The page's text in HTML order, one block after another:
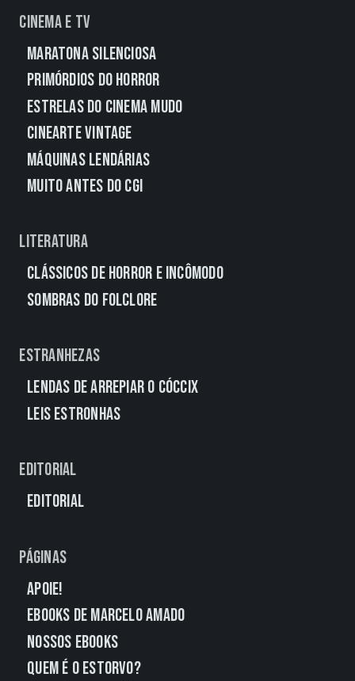
Cinema e TV
Maratona Silenciosa
Primórdios do Horror
Estrelas do Cinema Mudo
CineArte Vintage
Máquinas Lendárias
Muito Antes do CGI
Literatura
Clássicos de Horror e Incômodo
Sombras do Folclore
Estranhezas
Lendas de Arrepiar o Cóccix
Leis Estronhas
Editorial
Editorial
Páginas
Apoie!
eBooks de Marcelo Amado
Nossos eBooks
Quem É o Estorvo?